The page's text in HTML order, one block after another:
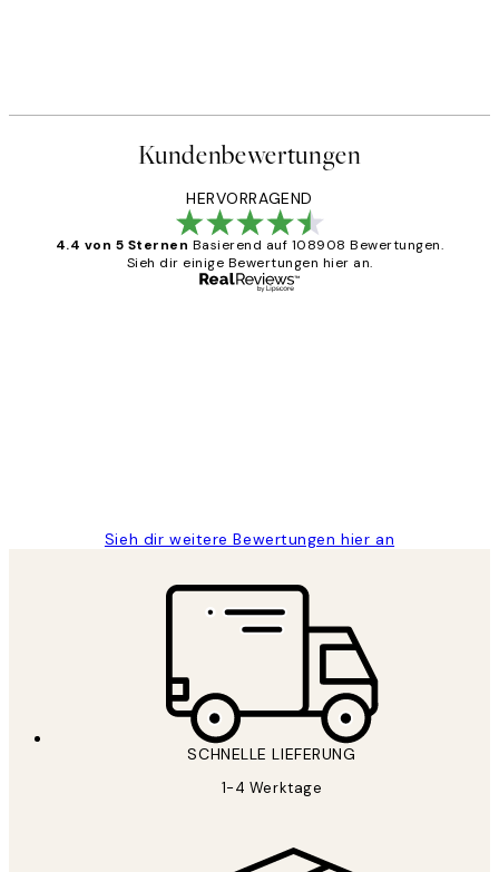
Kundenbewertungen
HERVORRAGEND
4.4 von 5 Sternen Basierend auf 108908 Bewertungen.
Sieh dir einige Bewertungen hier an.
Sieh dir weitere Bewertungen hier an
SCHNELLE LIEFERUNG
1-4 Werktage